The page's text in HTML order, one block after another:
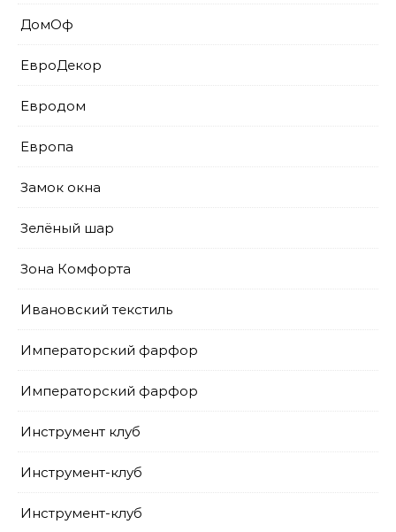
ДомОф
ЕвроДекор
Евродом
Европа
Замок окна
Зелёный шар
Зона Комфорта
Ивановский текстиль
Императорский фарфор
Императорский фарфор
Инструмент клуб
Инструмент-клуб
Инструмент-клуб